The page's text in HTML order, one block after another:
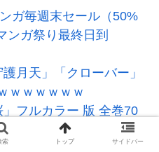
ガ毎週末セール（50%
ンガ祭り最終日到
月天」「クローバー」
ｗｗｗｗｗｗ
」フルカラー 版 全巻70
スポーツ漫画50％ポイ
索 トップ サイドバー